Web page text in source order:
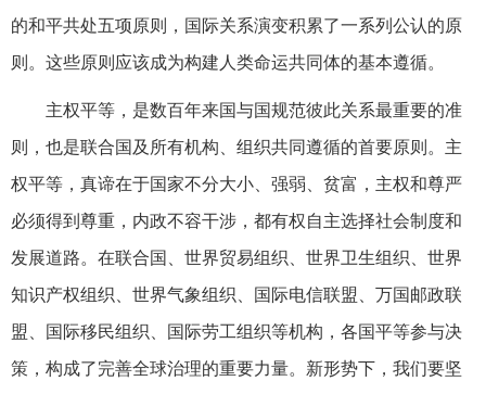
的和平共处五项原则，国际关系演变积累了一系列公认的原
则。这些原则应该成为构建人类命运共同体的基本遵循。
主权平等，是数百年来国与国规范彼此关系最重要的准
则，也是联合国及所有机构、组织共同遵循的首要原则。主
权平等，真谛在于国家不分大小、强弱、贫富，主权和尊严
必须得到尊重，内政不容干涉，都有权自主选择社会制度和
发展道路。在联合国、世界贸易组织、世界卫生组织、世界
知识产权组织、世界气象组织、国际电信联盟、万国邮政联
盟、国际移民组织、国际劳工组织等机构，各国平等参与决
策，构成了完善全球治理的重要力量。新形势下，我们要坚